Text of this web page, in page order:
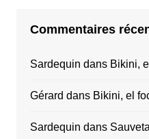
Commentaires
Sardequin dans Bikini,
Gérard dans Bikini, el
Sardequin dans